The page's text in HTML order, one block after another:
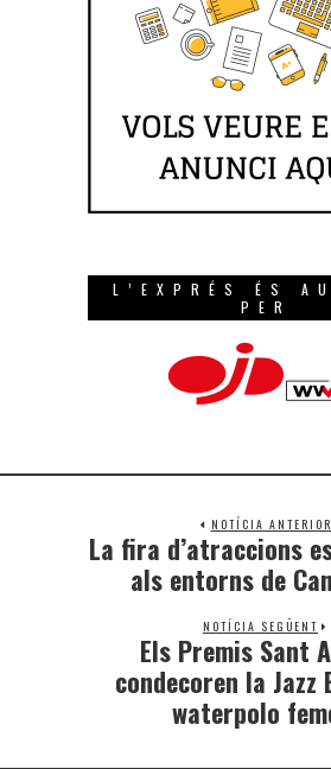
L’EXPRÉS ÉS
PER
NOTÍCIA ANTERIOR
La fira d’atraccions
als entorns de
NOTÍCIA SEGÜENT
Els Premis Sant
condecoren la Jazz
waterpolo